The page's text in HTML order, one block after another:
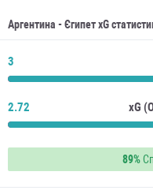
Аргентина - Єгипет xG
3
2.72 xG
89%